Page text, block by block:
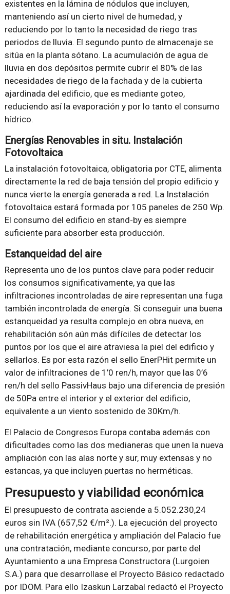
existentes en la lámina de nódulos que incluyen,
manteniendo así un cierto nivel de humedad, y
reduciendo por lo tanto la necesidad de riego tras
periodos de lluvia. El segundo punto de almacenaje se
sitúa en la planta sótano. La acumulación de agua de
lluvia en dos depósitos permite cubrir el 80% de las
necesidades de riego de la fachada y de la cubierta
ajardinada del edificio, que es mediante goteo,
reduciendo así la evaporación y por lo tanto el consumo
hídrico.
Energías Renovables in situ. Instalación
Fotovoltaica
La instalación fotovoltaica, obligatoria por CTE, alimenta
directamente la red de baja tensión del propio edificio y
nunca vierte la energía generada a red. La Instalación
fotovoltaica estará formada por 105 paneles de 250 Wp.
El consumo del edificio en stand-by es siempre
suficiente para absorber esta producción.
Estanqueidad del aire
Representa uno de los puntos clave para poder reducir
los consumos significativamente, ya que las
infiltraciones incontroladas de aire representan una fuga
también incontrolada de energía. Si conseguir una buena
estanqueidad ya resulta complejo en obra nueva, en
rehabilitación són aún más difíciles de detectar los
puntos por los que el aire atraviesa la piel del edificio y
sellarlos. Es por esta razón el sello EnerPHit permite un
valor de infiltraciones de 1’0 ren/h, mayor que las 0’6
ren/h del sello PassivHaus bajo una diferencia de presión
de 50Pa entre el interior y el exterior del edificio,
equivalente a un viento sostenido de 30Km/h.
El Palacio de Congresos Europa contaba además con
dificultades como las dos medianeras que unen la nueva
ampliación con las alas norte y sur, muy extensas y no
estancas, ya que incluyen puertas no herméticas.
Presupuesto y viabilidad económica
El presupuesto de contrata asciende a 5.052.230,24
euros sin IVA (657,52 €/m².). La ejecución del proyecto
de rehabilitación energética y ampliación del Palacio fue
una contratación, mediante concurso, por parte del
Ayuntamiento a una Empresa Constructora (Lurgoien
S.A.) para que desarrollase el Proyecto Básico redactado
por IDOM. Para ello Izaskun Larzabal redactó el Proyecto